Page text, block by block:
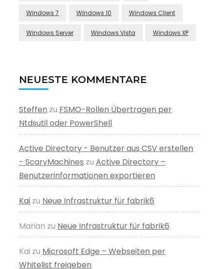
Windows 7 Windows 10 Windows Client
Windows Server Windows Vista Windows XP
NEUESTE KOMMENTARE
Steffen zu FSMO-Rollen Übertragen per
Ntdsutil oder PowerShell
Active Directory - Benutzer aus CSV erstellen
- ScaryMachines zu Active Directory –
Benutzerinformationen exportieren
Kai zu Neue Infrastruktur für fabrik6
Marian zu Neue Infrastruktur für fabrik6
Kai zu Microsoft Edge – Webseiten per
Whitelist freigeben